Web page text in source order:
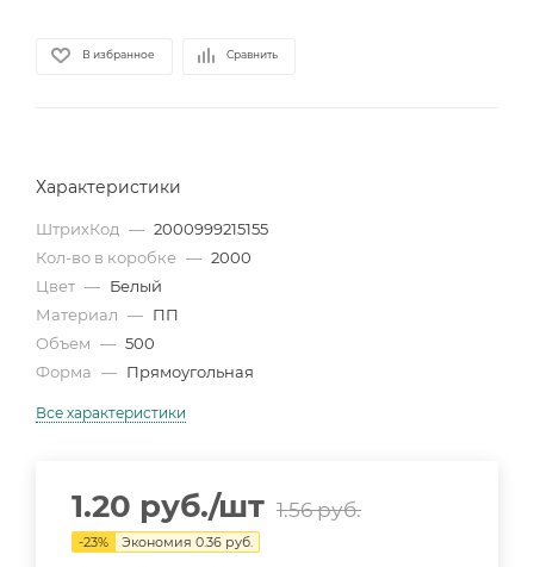
В избранное Сравнить
Характеристики
ШтрихКод — 2000999215155
Кол-во в коробке — 2000
Цвет — Белый
Материал — ПП
Объем — 500
Форма — Прямоугольная
Все характеристики
1.20 руб./шт 1.56руб.
-23% Экономия 0.36 руб.